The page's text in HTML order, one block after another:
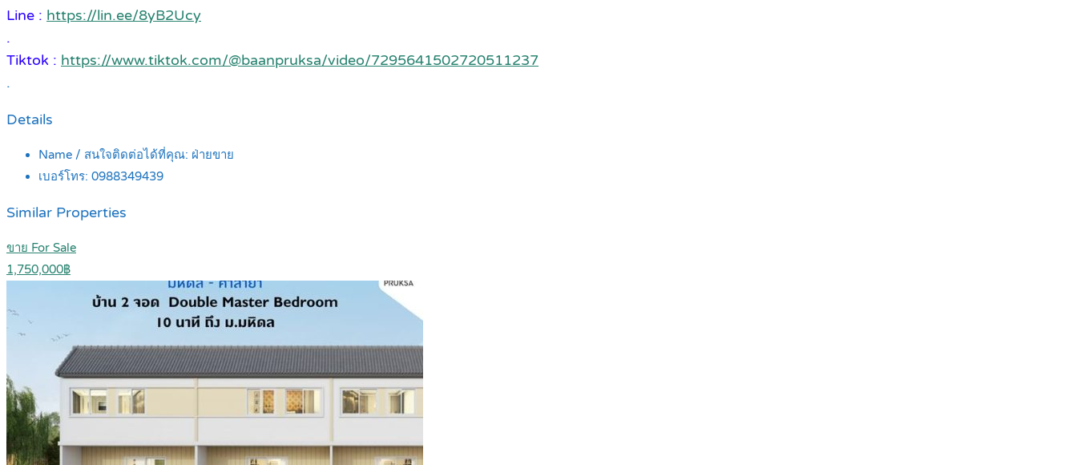
Line : https://lin.ee/8yB2Ucy
.
Tiktok : https://www.tiktok.com/@baanpruksa/video/7295641502720511237
.
Details
Name / สนใจติดต่อได้ที่คุณ: ฝ่ายขาย
เบอร์โทร: 0988349439
Similar Properties
ขาย For Sale
1,750,000฿